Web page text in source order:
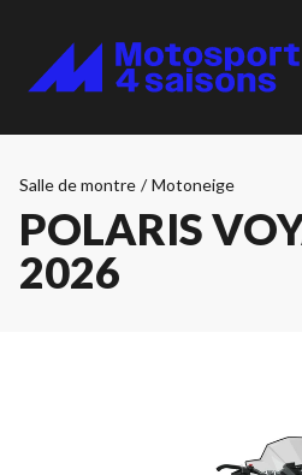
Salle de montre / Motoneige
POLARIS
2026